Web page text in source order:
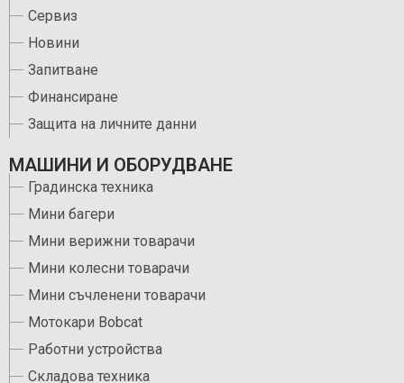
Сервиз
Новини
Запитване
Финансиране
Защита на личните данни
МАШИНИ И ОБОРУДВАНЕ
Градинска техника
Мини багери
Мини верижни товарачи
Мини колесни товарачи
Мини съчленени товарачи
Мотокари Bobcat
Работни устройства
Складова техника